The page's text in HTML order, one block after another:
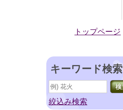
トップページ
キーワード検索
絞込み検索